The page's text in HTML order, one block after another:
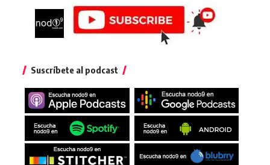
Suscríbete al podcast